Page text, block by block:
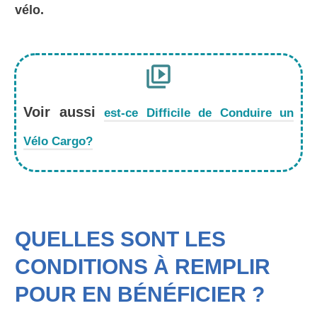
vélo.
Voir aussi est-ce Difficile de Conduire un
Vélo Cargo?
QUELLES SONT LES
CONDITIONS À REMPLIR
POUR EN BÉNÉFICIER ?